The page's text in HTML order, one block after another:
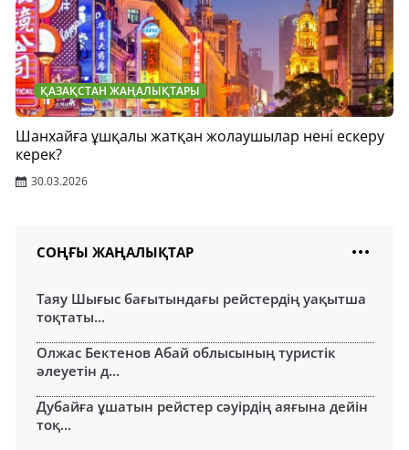
ҚАЗАҚСТАН ЖАҢАЛЫҚТАРЫ
Шанхайға ұшқалы жатқан жолаушылар нені ескеру
керек?
30.03.2026
СОҢҒЫ ЖАҢАЛЫҚТАР
Таяу Шығыс бағытындағы рейстердің уақытша
тоқтаты...
Олжас Бектенов Абай облысының туристік
әлеуетін д...
Дубайға ұшатын рейстер сәуірдің аяғына дейін
тоқ...